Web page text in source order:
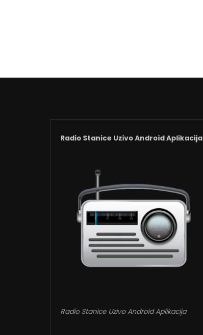
Radio Stanice Uzivo Android Aplikacija
Radio Stanice Uzivo Android Aplikacija